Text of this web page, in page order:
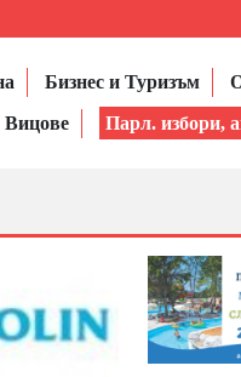
Бизнес и Туризъм
Вицове Парл. избори,